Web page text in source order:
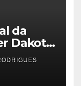
da
Dakota